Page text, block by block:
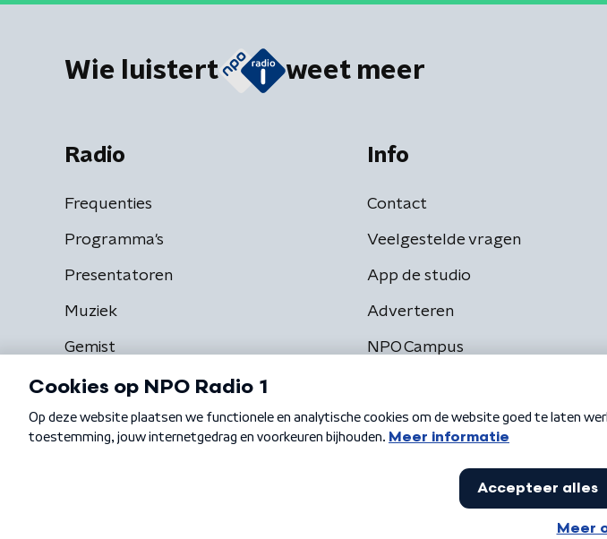
Wie luistert weet meer
Radio
Frequenties
Programma's
Presentatoren
Muziek
Gemist
Info
Contact
Veelgestelde vragen
App de studio
Adverteren
NPO Campus
Algemene voorwaarden Privacybeleid